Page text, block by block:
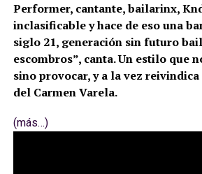
Performer, cantante, bailarinx,
inclasificable y hace de eso una
siglo 21, generación sin futuro
escombros”, canta. Un estilo que
sino provocar, y a la vez
del Carmen Varela.
(más…)